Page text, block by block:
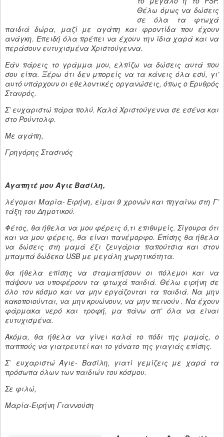
Θέλω όμως να δώσεις
σε όλα τα φτωχά
παιδιά δώρα, μαζί με αγάπη και φροντίδα που έχουν
ανάγκη. Επειδή όλα πρέπει να έχουν την ίδια χαρά και να
περάσουν ευτυχισμένα Χριστούγεννα.
Εάν πάρεις το γράμμα μου, ελπίζω να δώσεις αυτά που
σου είπα. Ξέρω ότι δεν μπορείς να τα κάνεις όλα εσύ, γι’
αυτό υπάρχουν οι εθελοντικές οργανώσεις, όπως ο Ερυθρός
Σταυρός.
Σ’ ευχαριστώ πάρα πολύ. Καλά Χριστούγεννα σε εσένα και
στο Ρούντολφ.
Με αγάπη,
Γρηγόρης Στασινός
Αγαπητέ μου Άγιε Βασίλη,
λέγομαι Μαρία- Ειρήνη, είμαι 9 χρονών και πηγαίνω στη Γ’
τάξη του Δημοτικού.
Φέτος, θα ήθελα να μου φέρεις ό,τι επιθυμείς. Σίγουρα ότι
και να μου φέρεις, θα είναι πανέμορφο. Επίσης θα ήθελα
να δώσεις στη μαμά έξι ζευγάρια παπούτσια και στον
μπαμπά δώδεκα USB με μεγάλη χωρητικότητα.
θα ήθελα επίσης να σταματήσουν οι πόλεμοι και να
πάψουν να υποφέρουν τα φτωχά παιδιά. Θέλω ειρήνη σε
όλο τον κόσμο και να μην εργάζονται τα παιδιά. Να μην
κακοποιούνται, να μην κρυώνουν, να μην πεινούν . Να έχουν
φάρμακα νερό και τροφή, μα πάνω απ’ όλα να είναι
ευτυχισμένα.
Ακόμα, θα ήθελα να γίνει καλά το πόδι της μαμάς, ο
παππούς να γιατρευτεί και το γόνατο της γιαγιάς επίσης.
Σ΄ ευχαριστώ Άγιε- Βασίλη, γιατί γεμίζεις με χαρά τα
πρόσωπα όλων των παιδιών του κόσμου.
Σε φιλώ,
Μαρία-Ειρήνη Γιαννούση